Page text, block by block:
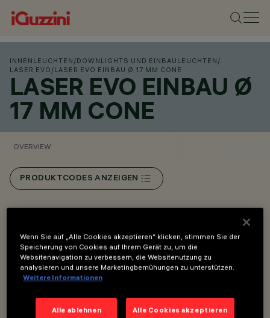
INNENLEUCHTEN /DOWNLIGHTS UND EINBAULEUCHTEN /
LASER EVO /LASER EVO EINBAU Ø 17 MM CONE
LASER EVO EINBAU Ø
17 MM CONE
OVERVIEW
PRODUKTCODES ANZEIGEN
Cone-Version: gekennzeichnet durch ein Raster mit
konischer Geometrie, das die Steuerung des
homogene Lichtverteilung gewährleistet.
Wenn Sie auf „Alle Cookies akzeptieren“ klicken, stimmen Sie der
Speicherung von Cookies auf Ihrem Gerät zu, um die
Websitenavigation zu verbessern, die Websitenutzung zu
analysieren und unsere Marketingbemühungen zu unterstützen.
Weitere Informationen
Alle ablehnen Alle Cookies akzeptieren